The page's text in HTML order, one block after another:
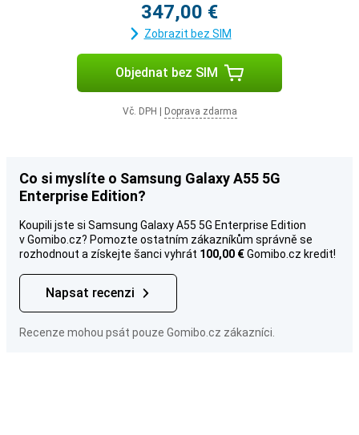
347,00 €
Zobrazit bez SIM
Objednat bez SIM
Vč. DPH Doprava zdarma
Co si myslíte o Samsung Galaxy A55 5G
Enterprise Edition?
Koupili jste si Samsung Galaxy A55 5G Enterprise Edition
v Gomibo.cz? Pomozte ostatním zákazníkům správně se
rozhodnout a získejte šanci vyhrát 100,00 €Gomibo.cz kredit!
Napsat recenzi
Recenze mohou psát pouze Gomibo.cz zákazníci.